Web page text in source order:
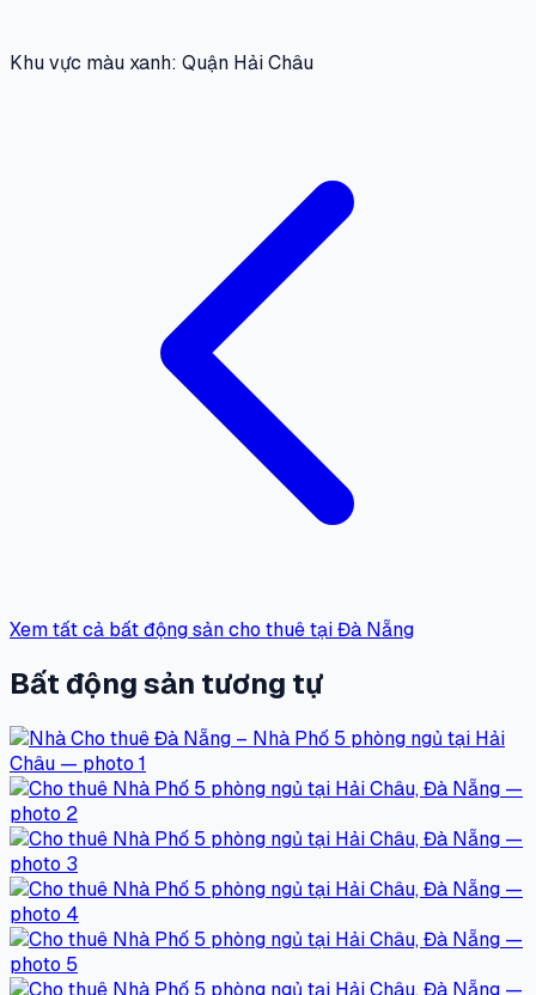
Khu vực màu xanh: Quận Hải Châu
Xem tất cả bất động sản cho thuê tại Đà Nẵng
Bất động sản tương tự